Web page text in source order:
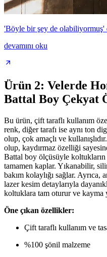
'Böyle bir şey de olabiliyormuş'
devamını oku
Ürün 2: Velerde
Battal Boy Çekyat
Bu ürün, çift taraflı kullanım
renk, diğer tarafı ise aynı ton
olup, çok amaçlı ve
olup, kaydırmaz özelliği
Battal boy ölçüsüyle koltukların
tamamen kaplar. Yıkanabilir,
bakım kolaylığı sağlar. Ayrıca,
lazer kesim detaylarıyla
koltuklara tam oturur ve kayma
Öne çıkan özellikler:
Çift taraflı kullanım ve
%100 şönil malzeme